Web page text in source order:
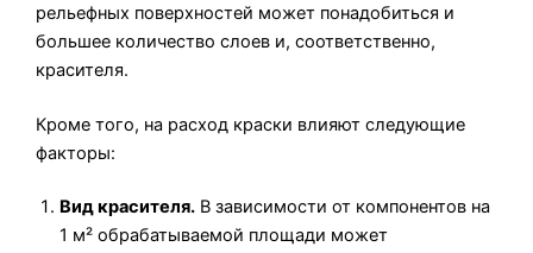
рельефных поверхностей может понадобиться и
большее количество слоев и, соответственно,
красителя.
Кроме того, на расход краски влияют следующие
факторы:
Вид красителя. В зависимости от компонентов на
1 м² обрабатываемой площади может